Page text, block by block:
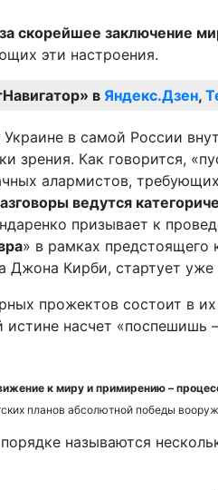
скорейшее заключение
эти настроения.
в Яндекс.Дзен,
зрения. Как говорится,
алармистов,
ведутся
призывает к
» в рамках предстоящего
Джона Кирби, стартует
прожектов состоит в
истине насчет
к миру и примирению –
планов абсолютной победы
называются